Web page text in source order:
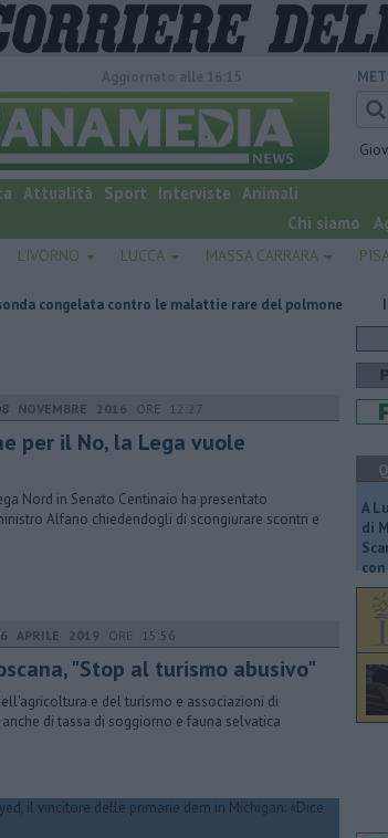
Attualità Sport Interviste Animali
Chi siamo
LIVORNO LUCCA MASSA CARRARA
contro le malattie rare del polmone Incendio nel
NOVEMBRE 2016 ORE 12:27
per il No, la Lega vuole
Nord in Senato Centinaio ha presentato
Alfano chiedendogli di scongiurare scontri e
APRILE 2019 ORE 15:56
"Stop al turismo abusivo"
e del turismo e associazioni di
di tassa di soggiorno e fauna selvatica
A
di